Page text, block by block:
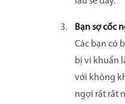
Bạn sợ cốc
Các bạn có
bị vi khuẩn
với không
ngợi rất rất